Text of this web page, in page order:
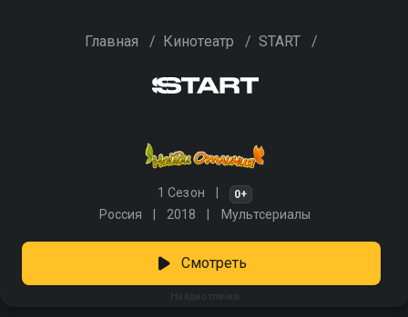
Главная / Кинотеатр / START /
1 Сезон 0+
Россия 2018 Мультсериалы
Найди отличия
Смотреть